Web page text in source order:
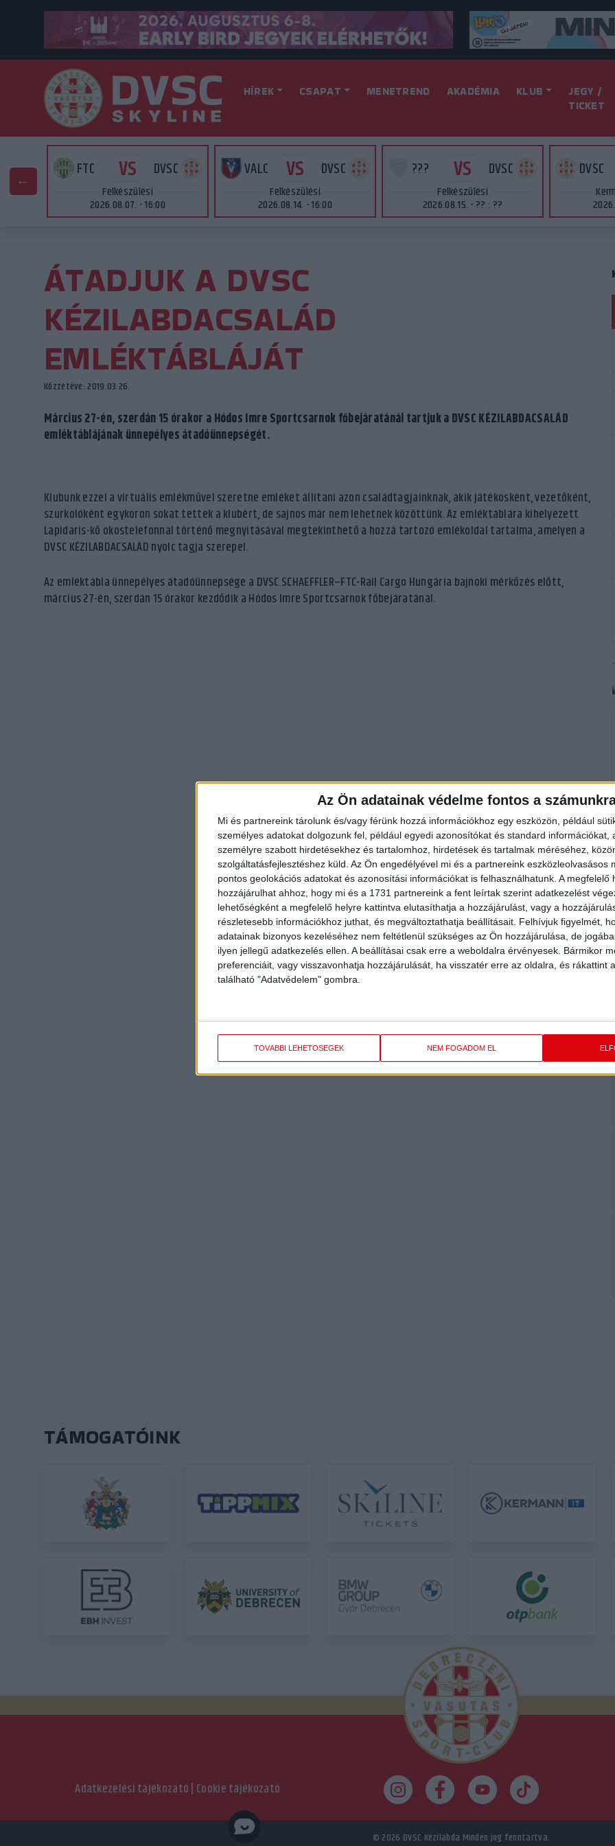
Az Ön adatainak védelme fontos a
Mi és partnereink tárolunk és/vagy férünk hozzá információkhoz egy eszközön, például
személyes adatokat dolgozunk fel, például egyedi azonosítókat és standard információkat,
személyre szabott hirdetésekhez és tartalomhoz, hirdetések és tartalmak méréséhez,
szolgáltatásfejlesztéshez küld. Az Ön engedélyével mi és a partnereink eszközleolvasásos
pontos geolokációs adatokat és azonosítási információkat is felhasználhatunk. A megfelelő
hozzájárulhat ahhoz, hogy mi és a 1731 partnereink a fent leírtak szerint adatkezelést
lehetőségként a megfelelő helyre kattintva elutasíthatja a hozzájárulást, vagy a
részletesebb információkhoz juthat, és megváltoztathatja beállításait. Felhívjuk figyelmét,
adatainak bizonyos kezeléséhez nem feltétlenül szükséges az Ön hozzájárulása, de
ilyen jellegű adatkezelés ellen. A beállításai csak erre a weboldalra érvényesek. Bármikor
preferenciáit, vagy visszavonhatja hozzájárulását, ha visszatér erre az oldalra, és rákattint
található "Adatvédelem" gombra.
TOVÁBBI LEHETŐSÉGEK NEM FOGADOM EL
HÍREK CSAPAT MENETREND AKADÉMIA KLUB
JEGY /
TICKET
FTC VS DVSC
Felkészülési
2026.08.07. - 16:00
VALC VS DVSC
Felkészülési
2026.08.14. - 16:00
??? VS DVSC
Felkészülési
2026.08.15. - ?? : ??
DVSC
ÁTADJUK A DVSC
KÉZILABDACSALÁD
EMLÉKTÁBLÁJÁT
Közzétéve: 2019.03.26.
Március 27-én, szerdán 15 órakor a Hódos Imre Sportcsarnok főbejáratánál tartjuk a DVSC KÉZILABDACSALÁD
emléktáblájának ünnepélyes átadóünnepségét.
Klubunk ezzel a virtuális emlékművel szeretne emléket állítani azon családtagjainknak, akik játékosként, vezetőként,
szurkolóként egykoron sokat tettek a klubért, de sajnos már nem lehetnek közöttünk. Az emléktáblára kihelyezett
Lapidaris-kő okostelefonnal történő megnyitásával megtekinthető a hozzá tartozó emlékoldal tartalma, amelyen a
DVSC KÉZILABDACSALÁD nyolc tagja szerepel.
Az emléktábla ünnepélyes átadóünnepsége a DVSC SCHAEFFLER–FTC-Rail Cargo Hungária bajnoki mérkőzés előtt,
március 27-én, szerdán 15 órakor kezdődik a Hódos Imre Sportcsarnok főbejáratánál.
TÁMOGATÓINK
Adatkezelési tájékozató| Cookie tájékozató
© 2026 DVSC Kézilabda Minden jog fenntartva.